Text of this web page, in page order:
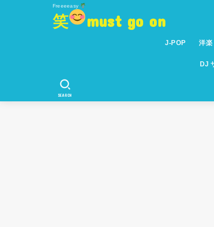
Freeeeasy
笑 must go on
J-POP 洋楽
DJ
SEARCH